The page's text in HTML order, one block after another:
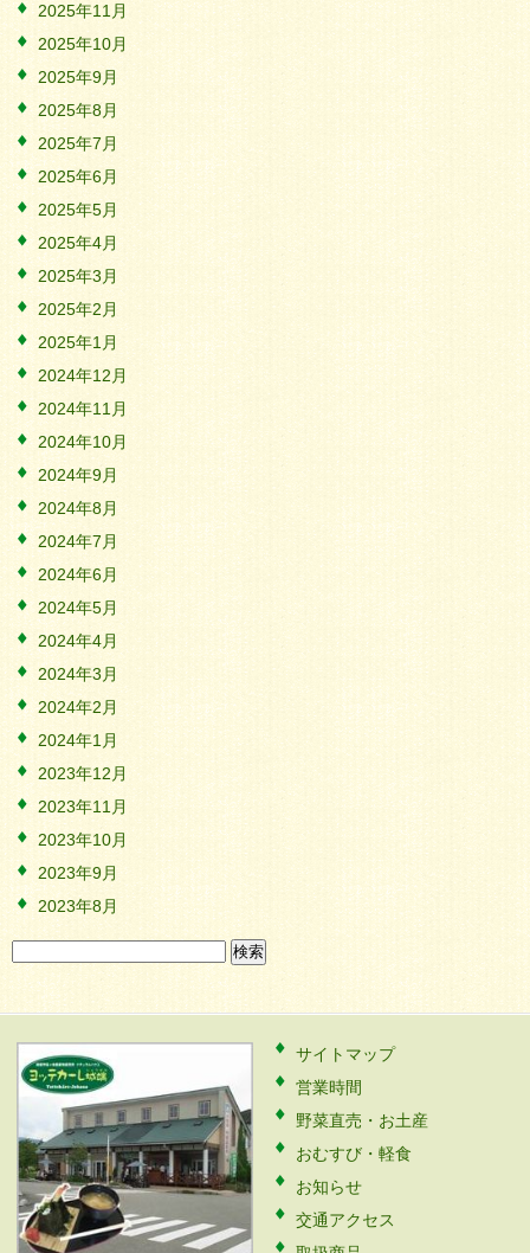
2025年11月
2025年10月
2025年9月
2025年8月
2025年7月
2025年6月
2025年5月
2025年4月
2025年3月
2025年2月
2025年1月
2024年12月
2024年11月
2024年10月
2024年9月
2024年8月
2024年7月
2024年6月
2024年5月
2024年4月
2024年3月
2024年2月
2024年1月
2023年12月
2023年11月
2023年10月
2023年9月
2023年8月
索:
サイトマップ
営業時間
野菜直売・お土産
おむすび・軽食
お知らせ
交通アクセス